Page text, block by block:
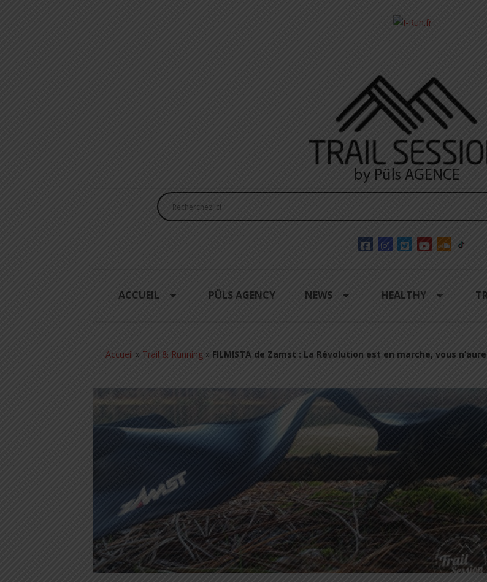
ACCUEIL PÜLS AGENCY NEWS HEALTHY
Accueil » Trail & Running » FILMISTA de Zamst : La Révolution est en marche, vous